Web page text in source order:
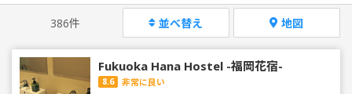
386件 並べ替え 地図
Fukuoka Hana Hostel -福岡花宿-
8.6 非常に良い